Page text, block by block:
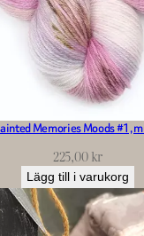
Memories Moods #1,
225,00kr
Lägg till i varukorg